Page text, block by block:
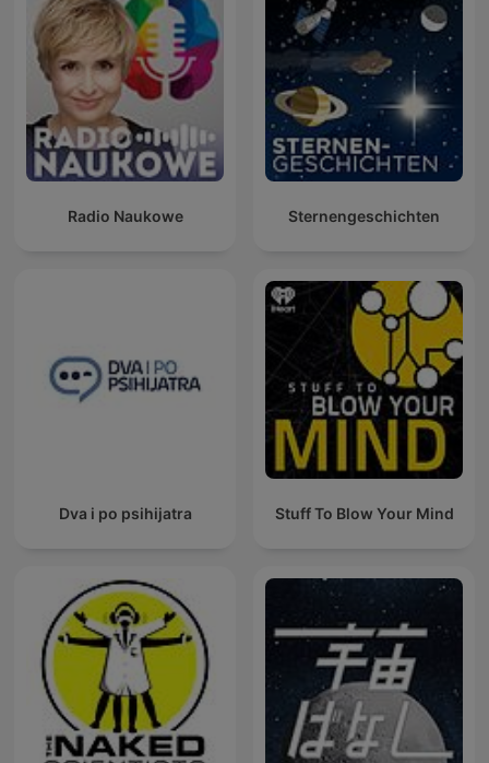
Radio Naukowe Sternengeschichten
Dva i po psihijatra Stuff To Blow Your Mind